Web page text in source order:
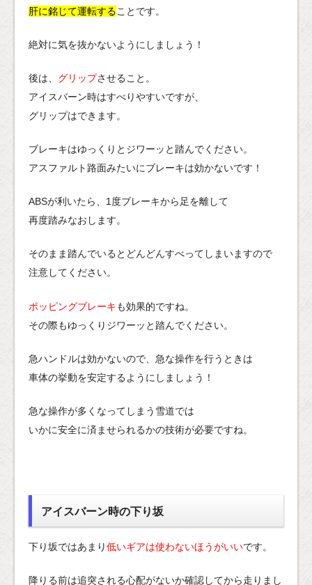
肝に銘じて運転することです。
絶対に気を抜かないようにしましょう！
後は、 グリップさせること。
アイスバーン時はすべりやすいですが、
グリップはできます。
ブレーキはゆっくりとジワーッと踏んでください。
アスファルト路面みたいにブレーキは効かないです！
ABSが利いたら、1度ブレーキから足を離して
再度踏みなおします。
そのまま踏んでいるとどんどんすべってしまいますので
注意してください。
ポッピングブレーキも効果的ですね。
その際もゆっくりジワーッと踏んでください。
急ハンドルは効かないので、急な操作を行うときは
車体の挙動を安定するようにしましょう！
急な操作が多くなってしまう雪道では
いかに安全に済ませられるかの技術が必要ですね。
アイスバーン時の下り坂
下り坂ではあまり低いギアは使わないほうがいいです。
降りる前は追突される心配がないか確認してから走りまし